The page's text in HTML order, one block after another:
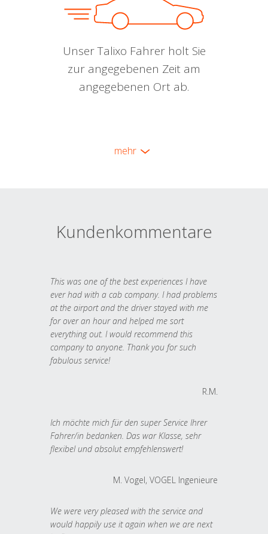
Unser Talixo Fahrer holt Sie
zur angegebenen Zeit am
angegebenen Ort ab.
mehr
Kundenkommentare
This was one of the best experiences I have
ever had with a cab company. I had problems
at the airport and the driver stayed with me
for over an hour and helped me sort
everything out. I would recommend this
company to anyone. Thank you for such
fabulous service!
R.M.
Ich möchte mich für den super Service Ihrer
Fahrer/in bedanken. Das war Klasse, sehr
flexibel und absolut empfehlenswert!
M. Vogel, VOGEL Ingenieure
We were very pleased with the service and
would happily use it again when we are next